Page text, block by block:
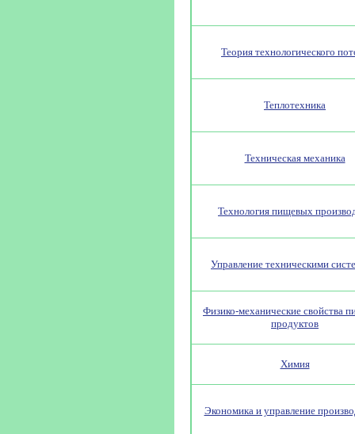
Теория технологического
Теплотехника
Техническая механика
Технология пищевых
Управление техническими
Физико-механические свойства
продуктов
Химия
Экономика и управление